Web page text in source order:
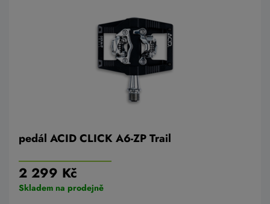
pedál ACID CLICK A6-ZP Trail
2 299 Kč
Skladem na prodejně